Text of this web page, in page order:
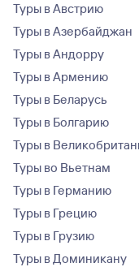
Туры в Австрию
Туры в Азербайджан
Туры в Андорру
Туры в Армению
Туры в Беларусь
Туры в Болгарию
Туры в
Туры во Вьетнам
Туры в Германию
Туры в Грецию
Туры в Грузию
Туры в Доминикану